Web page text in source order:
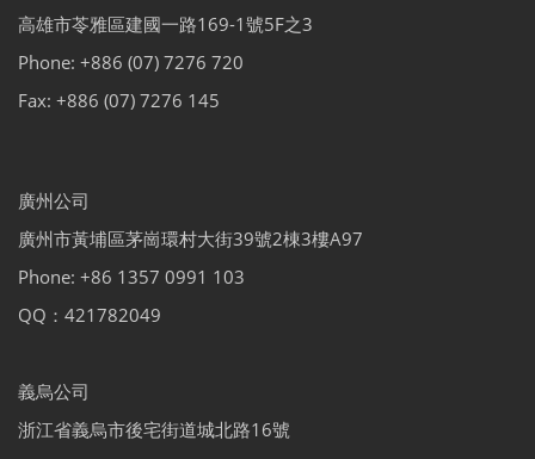
高雄市苓雅區建國一路169-1號5F之3
Phone: +886 (07) 7276 720
Fax: +886 (07) 7276 145
廣州公司
廣州市黃埔區茅崗環村大街39號2棟3樓A97
Phone: +86 1357 0991 103
QQ：421782049
義烏公司
浙江省義烏市後宅街道城北路16號